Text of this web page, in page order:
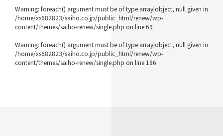
Warning: foreach() argument must be of type array|object, null given in
/home/xs682823/saiho.co.jp/public_html/renew/wp-
content/themes/saiho-renew/single.php on line69
Warning: foreach() argument must be of type array|object, null given in
/home/xs682823/saiho.co.jp/public_html/renew/wp-
content/themes/saiho-renew/single.php on line 186